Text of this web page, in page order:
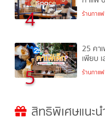
4 ร้านกาแฟ
5
25 คา
เพียบ
ร้านกาแฟ
สิทธิพิเศษแนะน